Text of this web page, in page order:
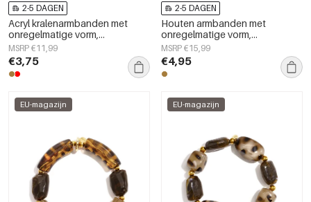
2-5 DAGEN
Acryl kralenarmbanden met
onregelmatige vorm,
eenvoudige dagelijkse
collectie, damessieraden
MSRP €11,99
€3,75
2-5 DAGEN
Houten armbanden met
onregelmatige vorm,
eenvoudige, alledaagse serie,
damessieraden
MSRP €15,99
€4,95
EU-magazijn EU-magazijn